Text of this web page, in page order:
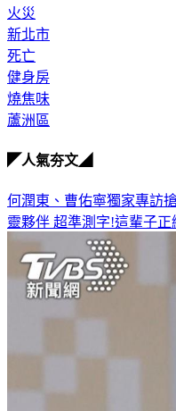
火災
新北市
死亡
健身房
燒焦味
何潤東、曹佑寧獨家專訪
靈夥伴
超準測字!這輩子正